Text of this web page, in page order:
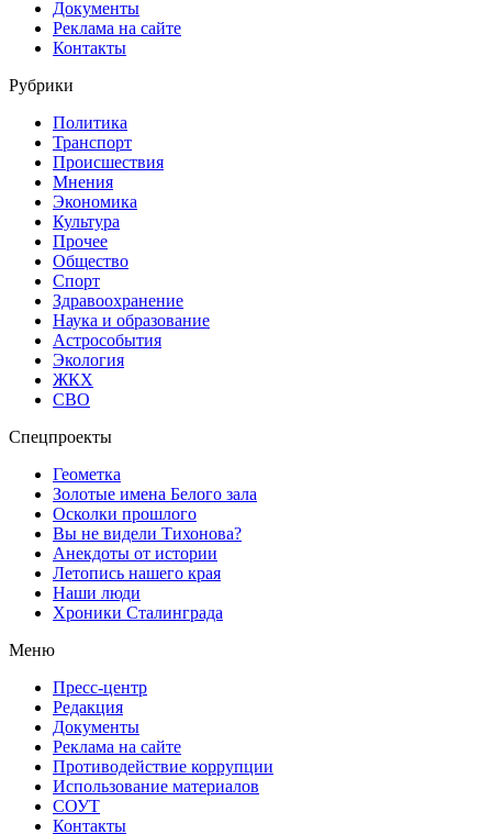
Документы
Реклама на сайте
Контакты
Рубрики
Политика
Транспорт
Происшествия
Мнения
Экономика
Культура
Прочее
Общество
Спорт
Здравоохранение
Наука и образование
Астрособытия
Экология
ЖКХ
СВО
Спецпроекты
Геометка
Золотые имена Белого зала
Осколки прошлого
Вы не видели Тихонова?
Анекдоты от истории
Летопись нашего края
Наши люди
Хроники Сталинграда
Меню
Пресс-центр
Редакция
Документы
Реклама на сайте
Противодействие коррупции
Использование материалов
СОУТ
Контакты